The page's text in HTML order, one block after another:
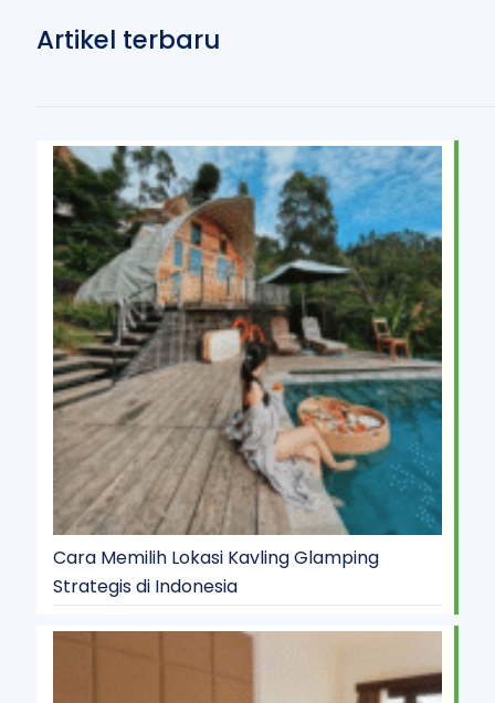
Artikel terbaru
Cara Memilih Lokasi Kavling Glamping
Strategis di Indonesia